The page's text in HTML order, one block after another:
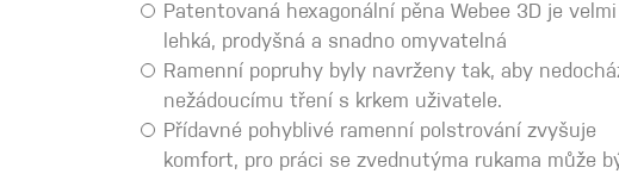
Patentovaná hexagonální pěna Webee 3D je velmi
lehká, prodyšná a snadno omyvatelná
Ramenní popruhy byly navrženy tak, aby
nežádoucímu tření s krkem uživatele.
Přídavné pohyblivé ramenní polstrování zvyšuje
komfort, pro práci se zvednutýma rukama může